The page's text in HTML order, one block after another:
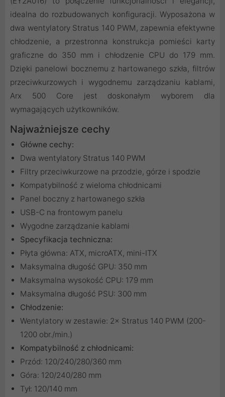
idealna do rozbudowanych konfiguracji. Wyposażona w
dwa wentylatory Stratus 140 PWM, zapewnia efektywne
chłodzenie, a przestronna konstrukcja pomieści karty
graficzne do 350 mm i chłodzenie CPU do 179 mm.
Dzięki panelowi bocznemu z hartowanego szkła, filtrów
przeciwkurzowych i wygodnemu zarządzaniu kablami,
Arx 500 Core jest doskonałym wyborem dla
wymagających użytkowników.
Najważniejsze cechy
Główne cechy:
Dwa wentylatory Stratus 140 PWM
Filtry przeciwkurzowe na przodzie, górze i spodzie
Kompatybilność z wieloma chłodnicami
Panel boczny z hartowanego szkła
USB-C na frontowym panelu
Wygodne zarządzanie kablami
Specyfikacja techniczna:
Płyta główna: ATX, microATX, mini-ITX
Maksymalna długość GPU: 350 mm
Maksymalna wysokość CPU: 179 mm
Maksymalna długość PSU: 300 mm
Chłodzenie:
Wentylatory w zestawie: 2× Stratus 140 PWM (200-
1200 obr./min.)
Kompatybilność z chłodnicami:
Przód: 120/240/280/360 mm
Góra: 120/240/280 mm
Tył: 120/140 mm